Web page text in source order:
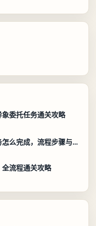
委托任务通关攻略
异环异象委托唤孤归任务怎么完成，流程步骤与位置攻略
流程通关攻略